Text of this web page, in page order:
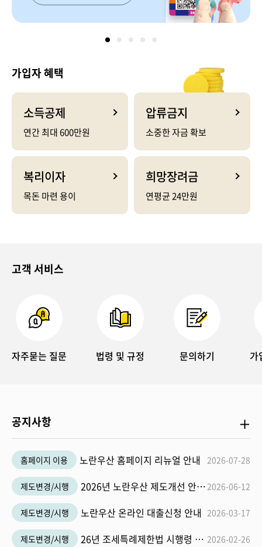
가입자 혜택
소득공제
연간 최대 600만원
압류금지
소중한 자금 확보
복리이자
목돈 마련 용이
희망장려금
연평균 24만원
고객 서비스
자주묻는 질문 법령 및 규정 문의하기 가
공지사항
공
지
항
더
기
홈페이지 이용 노란우산 홈페이지 리뉴얼 안내 2026-07-28
제도변경/시행 2026년 노란우산 제도개선 안내사항 2026-06-12
제도변경/시행 노란우산 온라인 대출신청 안내 2026-03-17
제도변경/시행 26년 조세특례제한법 시행령 개정 공지 2026-02-26